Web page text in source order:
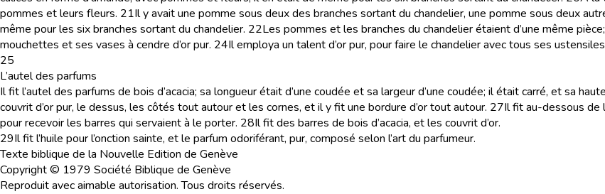
pommes et leurs fleurs. 21Il y avait une pomme sous deux des branches sortant du chandelier, une pomme sous deux
même pour les six branches sortant du chandelier. 22Les pommes et les branches du chandelier étaient d’une même
mouchettes et ses vases à cendre d’or pur. 24Il employa un talent d’or pur, pour faire le chandelier avec tous ses
25
L’autel des parfums
Il fit l’autel des parfums de bois d’acacia; sa longueur était d’une coudée et sa largeur d’une coudée; il était carré, et sa
couvrit d’or pur, le dessus, les côtés tout autour et les cornes, et il y fit une bordure d’or tout autour. 27Il fit au-dessous de
pour recevoir les barres qui servaient à le porter. 28Il fit des barres de bois d’acacia, et les couvrit d’or.
29Il fit l’huile pour l’onction sainte, et le parfum odoriférant, pur, composé selon l’art du parfumeur.
Texte biblique de la Nouvelle Edition de Genève
Copyright © 1979 Société Biblique de Genève
Reproduit avec aimable autorisation. Tous droits réservés.